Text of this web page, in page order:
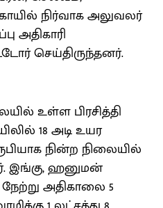
நிர்வாக அலுவலர்
அதிகாரி
செய்திருந்தனர்.
உள்ள பிரசித்தி
18 அடி உயர
நின்ற நிலையில்
இங்கு, ஹனுமன்
அதிகாலை 5